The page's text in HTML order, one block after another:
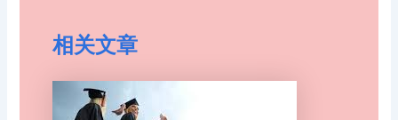
相关文章